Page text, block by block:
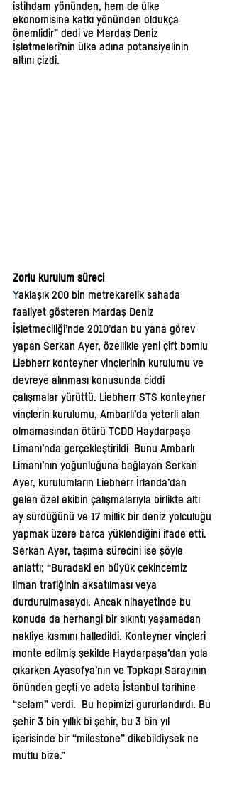
istihdam yönünden, hem de ülke
ekonomisine katkı yönünden oldukça
önemlidir” dedi ve Mardaş Deniz
İşletmeleri’nin ülke adına potansiyelinin
altını çizdi.
Zorlu kurulum süreci
Yaklaşık 200 bin metrekarelik sahada
faaliyet gösteren Mardaş Deniz
İşletmeciliği’nde 2010’dan bu yana görev
yapan Serkan Ayer, özellikle yeni çift bomlu
Liebherr konteyner vinçlerinin kurulumu ve
devreye alınması konusunda ciddi
çalışmalar yürüttü. Liebherr STS konteyner
vinçlerin kurulumu, Ambarlı’da yeterli alan
olmamasından ötürü TCDD Haydarpaşa
Limanı’nda gerçekleştirildi  Bunu Ambarlı
Limanı’nın yoğunluğuna bağlayan Serkan
Ayer, kurulumların Liebherr İrlanda’dan
gelen özel ekibin çalışmalarıyla birlikte altı
ay sürdüğünü ve 17 millik bir deniz yolculuğu
yapmak üzere barca yüklendiğini ifade etti.
Serkan Ayer, taşıma sürecini ise şöyle
anlattı; “Buradaki en büyük çekincemiz
liman trafiğinin aksatılması veya
durdurulmasaydı. Ancak nihayetinde bu
konuda da herhangi bir sıkıntı yaşamadan
nakliye kısmını halledildi. Konteyner vinçleri
monte edilmiş şekilde Haydarpaşa’dan yola
çıkarken Ayasofya’nın ve Topkapı Sarayının
önünden geçti ve adeta İstanbul tarihine
“selam” verdi.  Bu hepimizi gururlandırdı. Bu
şehir 3 bin yıllık bi şehir, bu 3 bin yıl
içerisinde bir “milestone” dikebildiysek ne
mutlu bize.”